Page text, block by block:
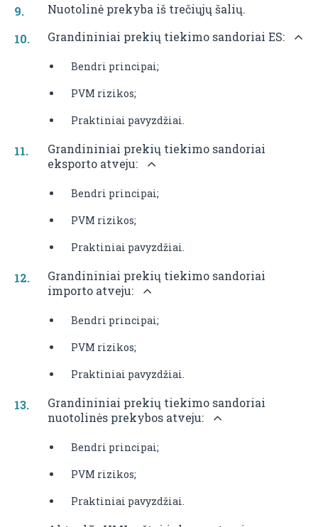
Nuotolinė prekyba iš trečiųjų šalių.
Grandininiai prekių tiekimo sandoriai ES:
Bendri principai;
PVM rizikos;
Praktiniai pavyzdžiai.
Grandininiai prekių tiekimo sandoriai
eksporto atveju:
Bendri principai;
PVM rizikos;
Praktiniai pavyzdžiai.
Grandininiai prekių tiekimo sandoriai
importo atveju:
Bendri principai;
PVM rizikos;
Praktiniai pavyzdžiai.
Grandininiai prekių tiekimo sandoriai
nuotolinės prekybos atveju:
Bendri principai;
PVM rizikos;
Praktiniai pavyzdžiai.